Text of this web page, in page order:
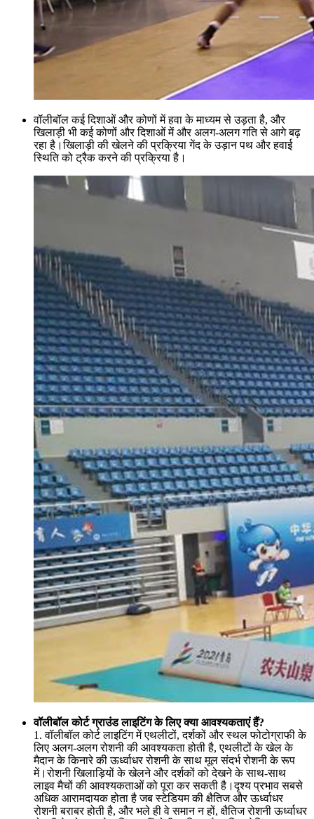
वॉलीबॉल कई दिशाओं और कोणों में हवा के माध्यम से उड़ता है, और
खिलाड़ी भी कई कोणों और दिशाओं में और अलग-अलग गति से आगे बढ़
रहा है।खिलाड़ी की खेलने की प्रक्रिया गेंद के उड़ान पथ और हवाई
स्थिति को ट्रैक करने की प्रक्रिया है।
वॉलीबॉल कोर्ट ग्राउंड लाइटिंग के लिए क्या आवश्यकताएं हैं?
1. वॉलीबॉल कोर्ट लाइटिंग में एथलीटों, दर्शकों और स्थल फोटोग्राफी के
लिए अलग-अलग रोशनी की आवश्यकता होती है, एथलीटों के खेल के
मैदान के किनारे की ऊर्ध्वाधर रोशनी के साथ मूल संदर्भ रोशनी के रूप
में।रोशनी खिलाड़ियों के खेलने और दर्शकों को देखने के साथ-साथ
लाइव मैचों की आवश्यकताओं को पूरा कर सकती है।दृश्य प्रभाव सबसे
अधिक आरामदायक होता है जब स्टेडियम की क्षैतिज और ऊर्ध्वाधर
रोशनी बराबर होती है, और भले ही वे समान न हों, क्षैतिज रोशनी ऊर्ध्वाधर